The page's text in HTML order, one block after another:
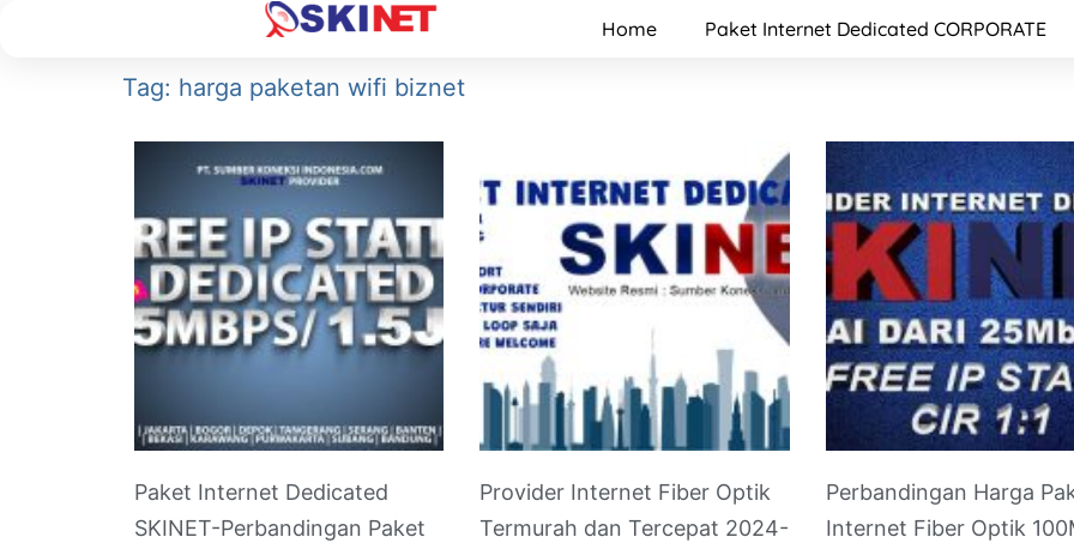
Home Paket Internet Dedicated CORPORATE
Tag: harga paketan wifi biznet
Paket Internet Dedicated
SKINET-Perbandingan Paket
Provider Internet Fiber Optik
Termurah dan Tercepat 2024-
Perbandingan Harga
Internet Fiber Optik